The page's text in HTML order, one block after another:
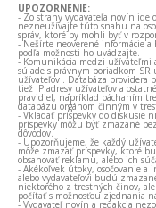
UPOZORNENIE:
- Zo strany vydavateľa novín
nezneužívajte túto snahu na
správ, ktoré by mohli byť v
- Nešírte neoverené informácie
podľa možnosti ho uvádzajte.
- Komunikácia medzi
súlade s právnym poriadkom
užívateľov . Databáza
tiež IP adresy užívateľov a
pravidiel, napríklad páchaním
databázu orgánom činným v
- Vkladať príspevky do diskusie
príspevky môžu byť zmazané
dôvodov.
- Upozorňujeme, že každý
môže zmazať príspevky, ktoré
obsahovať reklamu, alebo ich
- Akékoľvek útoky, osočovanie a
alebo vydavateľovi budú
niektorého z trestných činov,
počítať s možnosťou zjednania
- Vydavateľ novín a redakcia